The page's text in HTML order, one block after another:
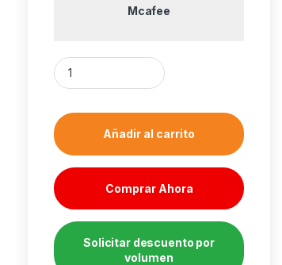
Mcafee
Placa Base Gigabyte H610M D3W Socket
Añadir al carrito
Comprar Ahora
Solicitar descuento por
volumen